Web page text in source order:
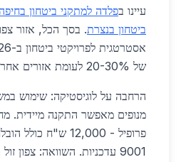
עיינו בפלדה למתקני ביטחון
ביטחון בנצרת. בסך הכל, אזור
של 20-30% לעומת אזורים אחרים.
הרחבה על לוגיסטיקה: שימוש